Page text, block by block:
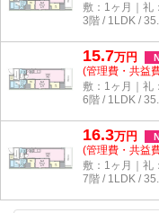
敷：1ヶ月｜礼
3階 / 1LDK /
15.7万円
(管理費・共益
敷：1ヶ月｜礼
6階 / 1LDK /
16.3万円
(管理費・共益
敷：1ヶ月｜礼
7階 / 1LDK /